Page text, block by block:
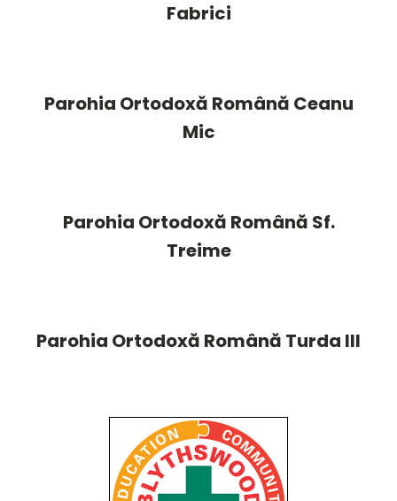
Fabrici
Parohia Ortodoxă Română Ceanu
Mic
Parohia Ortodoxă Română Sf.
Treime
Parohia Ortodoxă Română Turda III